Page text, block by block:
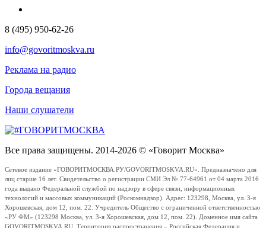
8 (495) 950-62-26
info@govoritmoskva.ru
Реклама на радио
Города вещания
Наши слушатели
Все права защищены. 2014-2026 © «Говорит Москва»
Сетевое издание «ГОВОРИТМОСКВА.РУ/GOVORITMOSKVA.RU». Предназначено для
лиц старше 16 лет. Свидетельство о регистрации СМИ Эл № 77-64961 от 04 марта 2016
года выдано Федеральной службой по надзору в сфере связи, информационных
технологий и массовых коммуникаций (Роскомнадзор). Адрес: 123298, Москва, ул. 3-я
Хорошевская, дом 12, пом. 22. Учредитель Общество с ограниченной ответственностью
«РУ ФМ» (123298 Москва, ул. 3-я Хорошевская, дом 12, пом. 22). Доменное имя сайта
GOVORITMOSKVA.RU. Территория распространения – Российская Федерация и